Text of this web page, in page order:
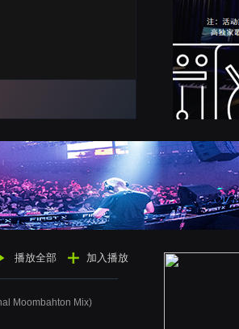
播放全部 加入播放
Moombahton Mix)